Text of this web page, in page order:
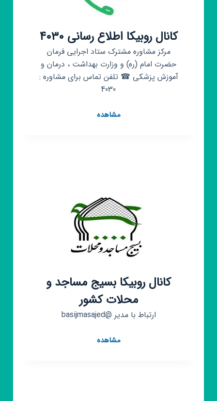
کانال روبیکا اطلاع رسانی ۴۰۳۰
مرکز مشاوره مشترک ستاد اجرایی فرمان
حضرت امام (ره) و وزارت بهداشت ، درمان و
آموزش پزشکی ☎ تلفن تماس برای مشاوره :
4030
مشاهدهکانال
کانال روبیکا بسیج مساجد و
محلات کشور
ارتباط با مدیر @basijmasajed
مشاهدهکانال